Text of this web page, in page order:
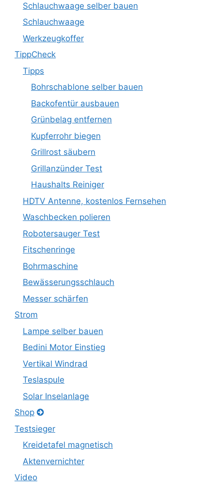
Schlauchwaage selber bauen
Schlauchwaage
Werkzeugkoffer
TippCheck
Tipps
Bohrschablone selber bauen
Backofentür ausbauen
Grünbelag entfernen
Kupferrohr biegen
Grillrost säubern
Grillanzünder Test
Haushalts Reiniger
HDTV Antenne, kostenlos Fernsehen
Waschbecken polieren
Robotersauger Test
Fitschenringe
Bohrmaschine
Bewässerungsschlauch
Messer schärfen
Strom
Lampe selber bauen
Bedini Motor Einstieg
Vertikal Windrad
Teslaspule
Solar Inselanlage
Shop
Testsieger
Kreidetafel magnetisch
Aktenvernichter
Video